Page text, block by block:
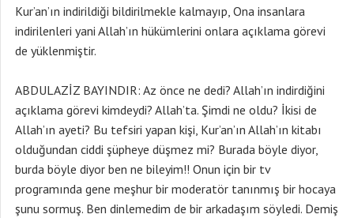
Kur’an’ın indirildiği bildirilmekle kalmayıp, Ona insanlara
indirilenleri yani Allah’ın hükümlerini onlara açıklama görevi
de yüklenmiştir.
ABDULAZİZ BAYINDIR: Az önce ne dedi? Allah’ın indirdiğini
açıklama görevi kimdeydi? Allah’ta. Şimdi ne oldu? İkisi de
Allah’ın ayeti? Bu tefsiri yapan kişi, Kur’an’ın Allah’ın kitabı
olduğundan ciddi şüpheye düşmez mi? Burada böyle diyor,
burda böyle diyor ben ne bileyim!! Onun için bir tv
programında gene meşhur bir moderatör tanınmış bir hocaya
şunu sormuş. Ben dinlemedim de bir arkadaşım söyledi. Demiş